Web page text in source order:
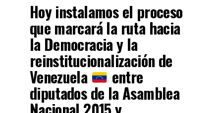
Hoy instalamos el proceso
que marcará la ruta hacia
la Democracia y la
reinstitucionalización de
Venezuela entre
diputados de la Asamblea